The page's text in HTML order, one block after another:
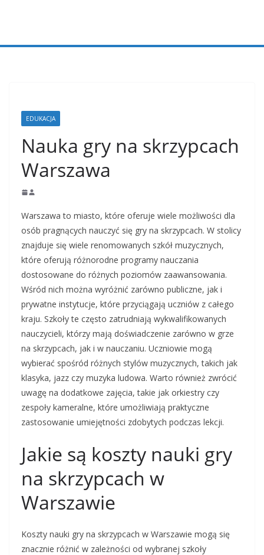
EDUKACJA
Nauka gry na skrzypcach
Warszawa
Warszawa to miasto, które oferuje wiele możliwości dla
osób pragnących nauczyć się gry na skrzypcach. W stolicy
znajduje się wiele renomowanych szkół muzycznych,
które oferują różnorodne programy nauczania
dostosowane do różnych poziomów zaawansowania.
Wśród nich można wyróżnić zarówno publiczne, jak i
prywatne instytucje, które przyciągają uczniów z całego
kraju. Szkoły te często zatrudniają wykwalifikowanych
nauczycieli, którzy mają doświadczenie zarówno w grze
na skrzypcach, jak i w nauczaniu. Uczniowie mogą
wybierać spośród różnych stylów muzycznych, takich jak
klasyka, jazz czy muzyka ludowa. Warto również zwrócić
uwagę na dodatkowe zajęcia, takie jak orkiestry czy
zespoły kameralne, które umożliwiają praktyczne
zastosowanie umiejętności zdobytych podczas lekcji.
Jakie są koszty nauki gry
na skrzypcach w
Warszawie
Koszty nauki gry na skrzypcach w Warszawie mogą się
znacznie różnić w zależności od wybranej szkoły